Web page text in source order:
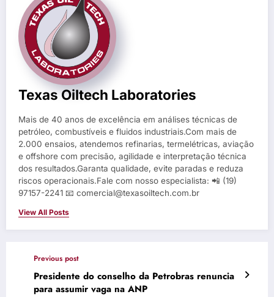
Texas Oiltech Laboratories
Mais de 40 anos de excelência em análises técnicas de
petróleo, combustíveis e fluidos industriais.Com mais de
2.000 ensaios, atendemos refinarias, termelétricas, aviação
e offshore com precisão, agilidade e interpretação técnica
dos resultados.Garanta qualidade, evite paradas e reduza
riscos operacionais.Fale com nosso especialista: 📲 (19)
97157-2241 📧 comercial@texasoiltech.com.br
View All Posts
Previous post
Presidente do conselho da Petrobras renuncia
para assumir vaga na ANP